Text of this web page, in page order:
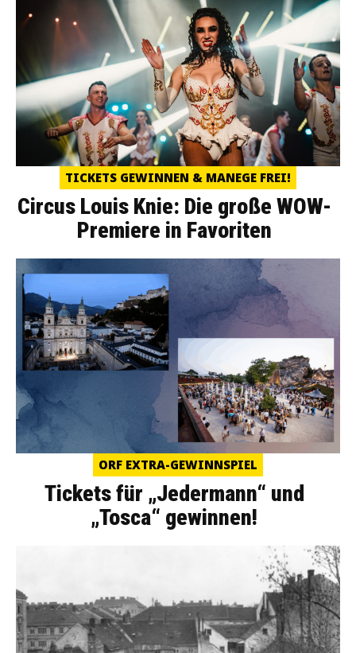
TICKETS GEWINNEN & MANEGE FREI!
Circus Louis Knie: Die große WOW-
Premiere in Favoriten
ORF EXTRA-GEWINNSPIEL
Tickets für „Jedermann“ und
„Tosca“ gewinnen!